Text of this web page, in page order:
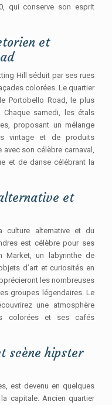
qui conserve son esprit
et
Hill séduit par ses rues
colorées. Le quartier
Portobello Road, le plus
Chaque samedi, les étals
proposant un mélange
vintage et de produits
avec son célèbre carnaval,
et de danse célébrant la
et
culture alternative et du
est célèbre pour ses
Market, un labyrinthe de
d’art et curiosités en
les nombreuses
groupes légendaires. Le
une atmosphère
colorées et ses cafés
scène hipster
est devenu en quelques
capitale. Ancien quartier